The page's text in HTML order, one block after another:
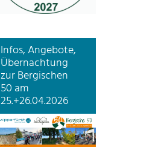
Infos, Angebote,
Übernachtung
zur Bergischen
50 am
25.+26.04.2026